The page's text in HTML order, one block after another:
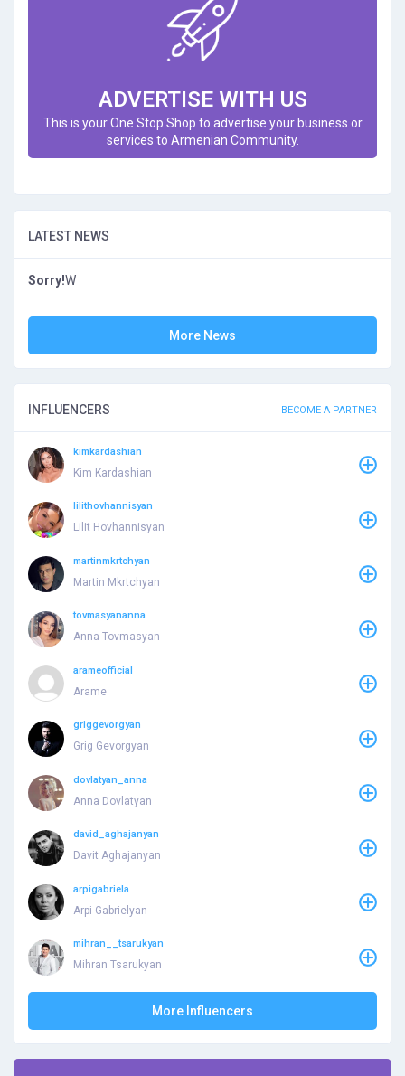
ADVERTISE WITH US
This is your One Stop Shop to advertise your business or
services to Armenian Community.
LATEST NEWS
Sorry!W
More News
INFLUENCERS BECOME A PARTNER
kimkardashian
Kim Kardashian
lilithovhannisyan
Lilit Hovhannisyan
martinmkrtchyan
Martin Mkrtchyan
tovmasyananna
Anna Tovmasyan
arameofficial
Arame
griggevorgyan
Grig Gevorgyan
dovlatyan_anna
Anna Dovlatyan
david_aghajanyan
Davit Aghajanyan
arpigabriela
Arpi Gabrielyan
mihran__tsarukyan
Mihran Tsarukyan
More Influencers